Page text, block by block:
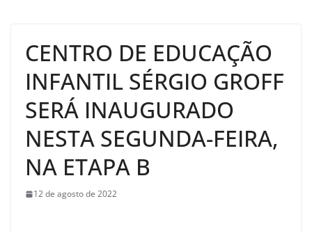
CENTRO DE EDUCAÇÃO
INFANTIL SÉRGIO GROFF
SERÁ INAUGURADO
NESTA SEGUNDA-FEIRA,
NA ETAPA B
12 de agosto de 2022